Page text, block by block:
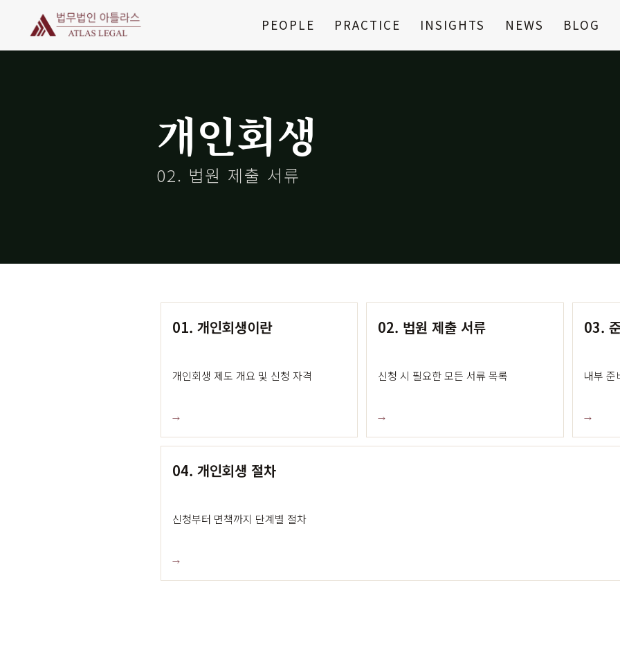
PEOPLE PRACTICE INSIGHTS NEWS BLOG
개인회생
02. 법원 제출 서류
01. 개인회생이란
개인회생 제도 개요 및 신청 자격
→
02. 법원 제출 서류
신청 시 필요한 모든 서류 목록
→
03.
내부 준
→
04. 개인회생 절차
신청부터 면책까지 단계별 절차
→